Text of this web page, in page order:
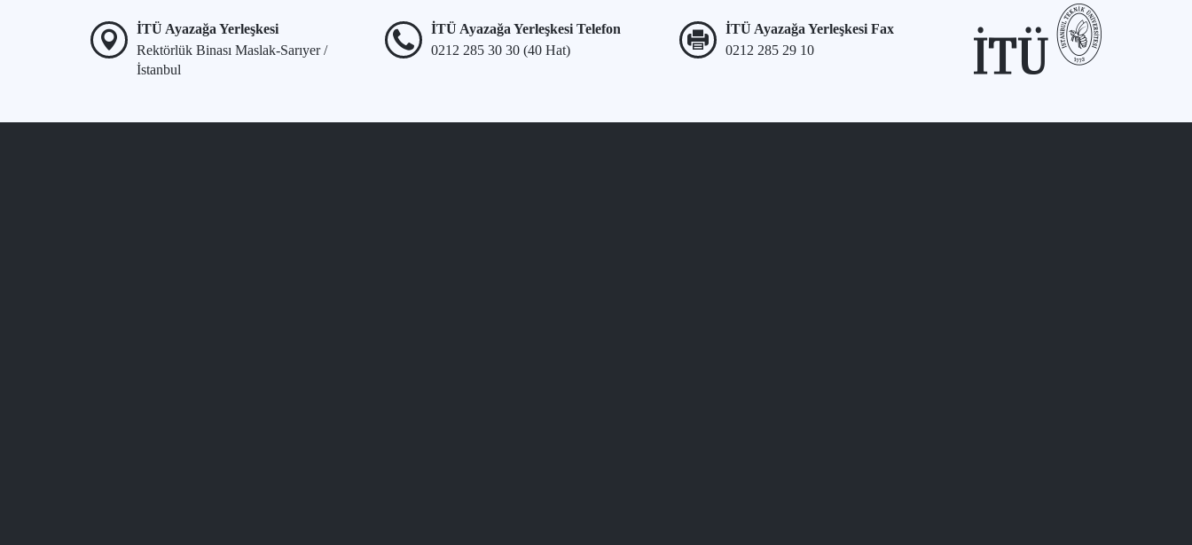
İTÜ Ayazağa Yerleşkesi
Rektörlük Binası Maslak-Sarıyer /
İstanbul
İTÜ Ayazağa Yerleşkesi Telefon
0212 285 30 30 (40 Hat)
İTÜ Ayazağa Yerleşkesi Fax
0212 285 29 10